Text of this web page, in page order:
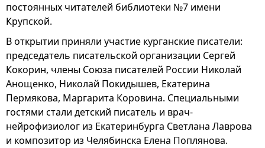
постоянных читателей библиотеки №7 имени
Крупской.
В открытии приняли участие курганские писатели:
председатель писательской организации Сергей
Кокорин, члены Союза писателей России Николай
Анощенко, Николай Покидышев, Екатерина
Пермякова, Маргарита Коровина. Специальными
гостями стали детский писатель и врач-
нейрофизиолог из Екатеринбурга Светлана Лаврова
и композитор из Челябинска Елена Поплянова.